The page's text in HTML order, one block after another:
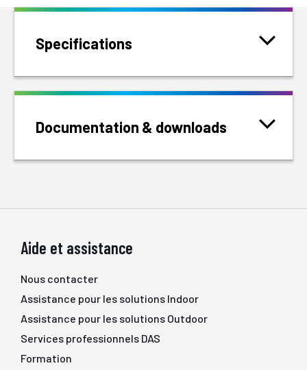
Specifications
Documentation & downloads
Aide et assistance
Nous contacter
Assistance pour les solutions Indoor
Assistance pour les solutions Outdoor
Services professionnels DAS
Formation